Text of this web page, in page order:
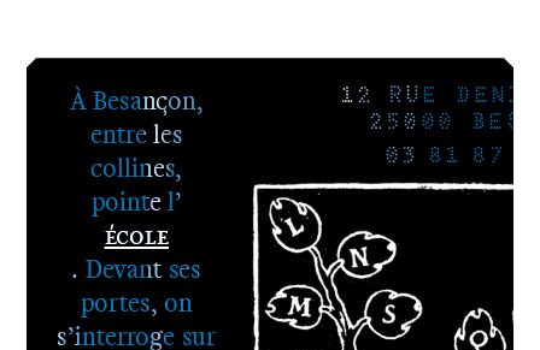
À Besançon,
entre les
collines,
pointe l’
École
. Devant ses
portes, on
s’interroge sur
12 RUE
25000
03 81 87